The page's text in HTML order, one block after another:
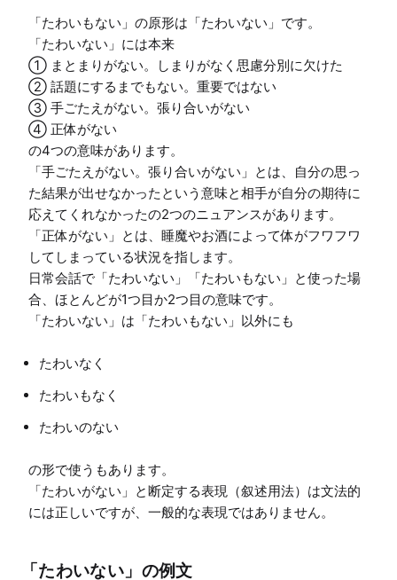
「たわいもない」の原形は「たわいない」です。
「たわいない」には本来
① まとまりがない。しまりがなく思慮分別に欠けた
② 話題にするまでもない。重要ではない
③ 手ごたえがない。張り合いがない
④ 正体がない
の4つの意味があります。
「手ごたえがない。張り合いがない」とは、自分の思っ
た結果が出せなかったという意味と相手が自分の期待に
応えてくれなかったの2つのニュアンスがあります。
「正体がない」とは、睡魔やお酒によって体がフワフワ
してしまっている状況を指します。
日常会話で「たわいない」「たわいもない」と使った場
合、ほとんどが1つ目か2つ目の意味です。
たわいなく
たわいもなく
たわいのない
の形で使うもあります。
「たわいがない」と断定する表現（叙述用法）は文法的
「たわいない」の例文